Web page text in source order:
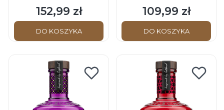
Cena
152,99 zł
DO KOSZYKA
Cena
109,99 zł
DO KOSZYKA